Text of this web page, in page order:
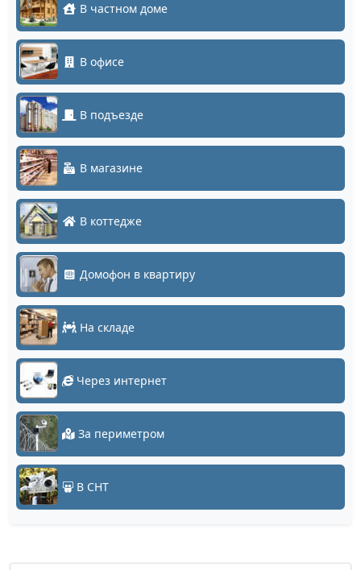
В частном доме
В офисе
В подъезде
В магазине
В коттедже
Домофон в квартиру
На складе
Через интернет
За периметром
В СНТ